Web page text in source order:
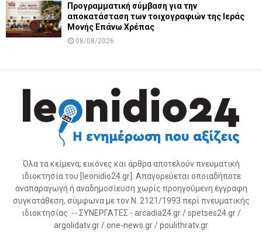
Προγραμματική σύμβαση για την
αποκατάσταση των τοιχογραφιών της Ιεράς
Μονής Επάνω Χρέπας
08/08/2026
Όλα τα κείμενα, εικόνες και άρθρα αποτελούν πνευματική
ιδιοκτησία του [leonidio24.gr]. Απαγορεύεται οποιαδήποτε
αναπαραγωγή ή αναδημοσίευση χωρίς προηγούμενη έγγραφη
συγκατάθεση, σύμφωνα με τον Ν. 2121/1993 περί πνευματικής
ιδιοκτησίας. -- ΣΥΝΕΡΓΑΤΕΣ - arcadia24.gr / spetses24.gr /
argolidatv.gr / one-news.gr / poulithratv.gr